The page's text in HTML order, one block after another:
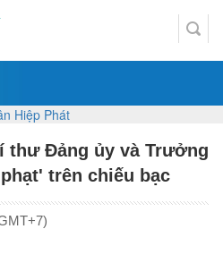
thư Đảng ủy và Trưởng
trên chiếu bạc